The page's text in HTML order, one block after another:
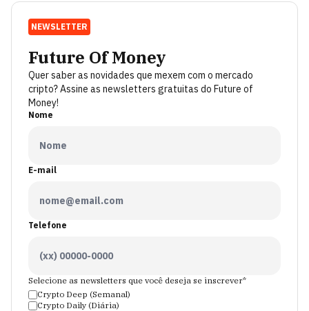
NEWSLETTER
Future Of Money
Quer saber as novidades que mexem com o mercado
cripto? Assine as newsletters gratuitas do Future of
Money!
Nome
E-mail
Telefone
Selecione as newsletters que você deseja se inscrever*
Crypto Deep (Semanal)
Crypto Daily (Diária)